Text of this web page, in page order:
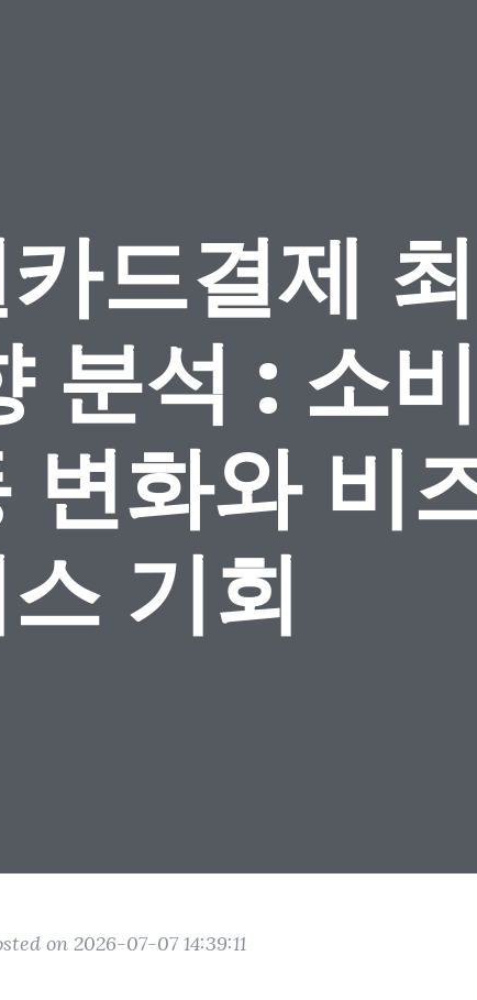
드결제 최
분석 : 소비
변화와 비
기회
on 2026-07-07 14:39:11